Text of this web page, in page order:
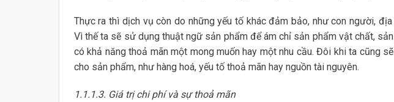
Thực ra thì dịch vụ còn do những yếu tố khác đảm bảo, như con người,
Vì thế ta sẽ sử dụng thuật ngữ sản phẩm để ám chỉ sản phẩm vật chất,
có khả năng thoả mãn một mong muốn hay một nhu cầu. Đôi khi ta cũng
cho sản phẩm, như hàng hoá, yếu tố thoả mãn hay nguồn tài nguyên.
1.1.1.3. Giá trị chi phí và sự thoả mãn